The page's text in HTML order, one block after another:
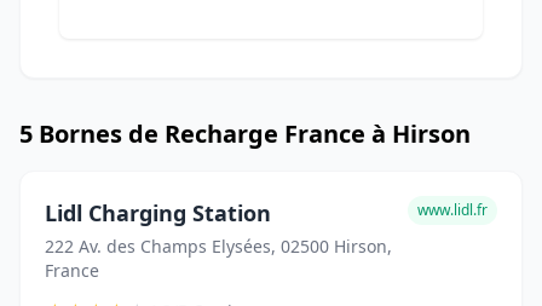
5 Bornes de Recharge France à Hirson
Lidl Charging Station
222 Av. des Champs Elysées, 02500 Hirson,
France
www.lidl.fr